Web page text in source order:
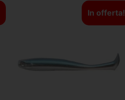
In offerta!